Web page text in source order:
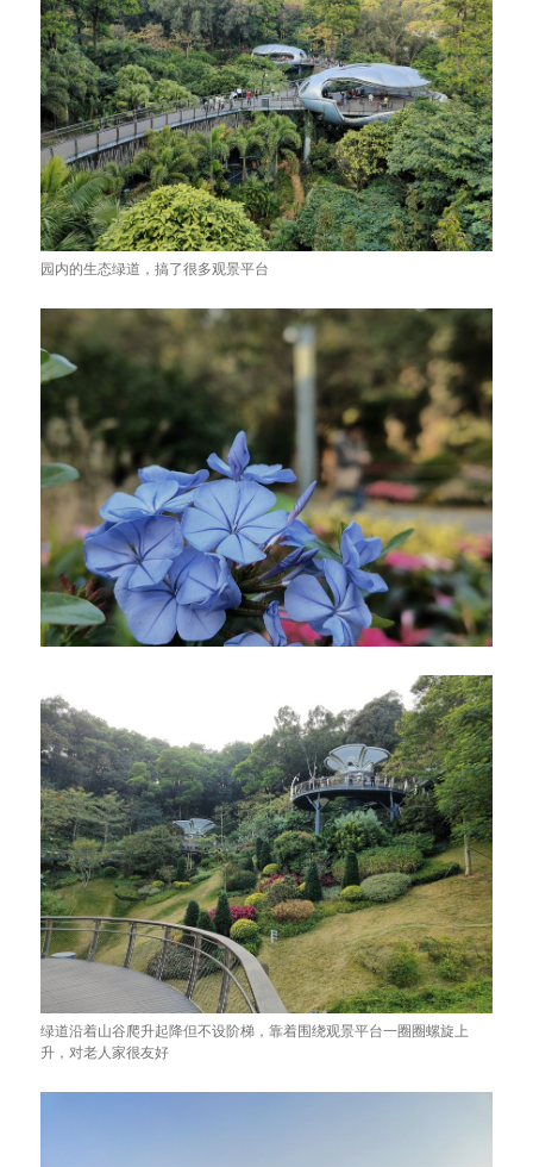
园内的生态绿道，搞了很多观景平台
绿道沿着山谷爬升起降但不设阶梯，靠着围绕观景平台一圈圈螺旋上
升，对老人家很友好